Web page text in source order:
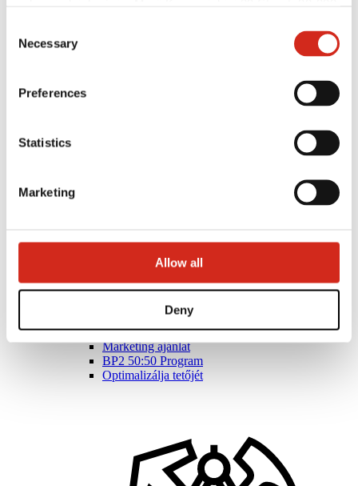
121387608.
Selection
Necessary
Preferences
Statistics
Marketing
Allow all
Deny
Ügyfélzóna – eProfil
Letölthető fájlok
Marketing ajánlat
BP2 50:50 Program
Optimalizálja tetőjét